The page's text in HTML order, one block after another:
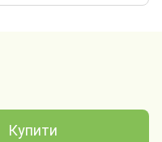
Купити